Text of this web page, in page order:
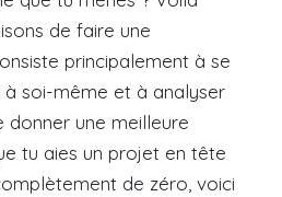
de faire une
principalement à se
à soi-même et à analyser
donner une meilleure
tu aies un projet en tête
de zéro, voici